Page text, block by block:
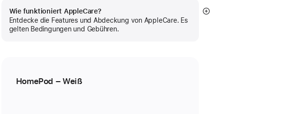
Wie funktioniert AppleCare?
Entdecke die Features und Abdeckung von AppleCare. Es
gelten Bedingungen und Gebühren.
Mehr
HomePod – Weiß